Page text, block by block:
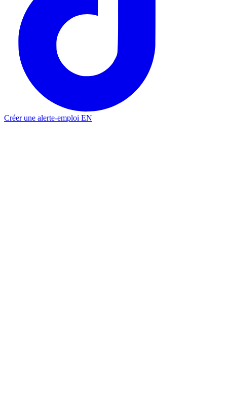
Créer une alerte-emploi EN